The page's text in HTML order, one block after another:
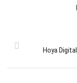
Hoya